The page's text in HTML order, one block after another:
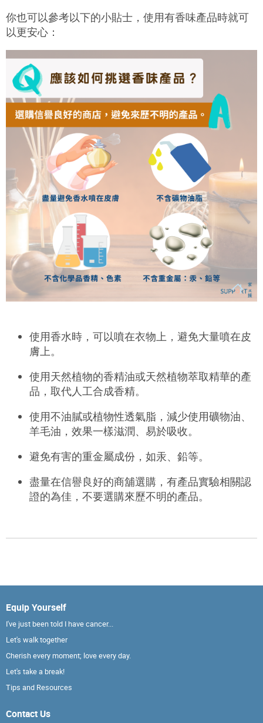
你也可以參考以下的小貼士，使用有香味產品時就可
以更安心：
使用香水時 ， 可以噴在衣物上，避免大量噴在皮
膚上。
使用天然植物的香精油或天然植物萃取精華的產
品 ，取代人工合成香精。
使用不油膩或植物性透氣脂，減少使用礦物油、
羊毛油，效果一樣滋潤、易於吸收。
避免有害的重金屬成份，如汞、鉛等。
盡量在信譽良好的商舖選購 ， 有產品實驗相關認
證的為佳 ， 不要選購來歷不明的產品。
Equip Yourself
I've just been told I have cancer...
Let's walk together
Cherish every moment; love every day.
Let's take a break!
Tips and Resources
Contact Us